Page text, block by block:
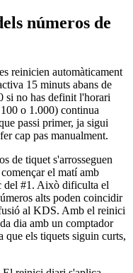
números de
reinicien automàticament
15 minuts abans de
si no has definit l'horari
o 1.000) continua
passi primer, ja sigui
cap pas manualment.
de tiquet s'arrosseguen
el matí amb
del #1. Això dificulta el
alts poden coincidir
al KDS. Amb el reinici
dia amb un comptador
els tiquets siguin curts,